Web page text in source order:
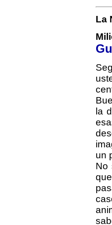
La
la
un
No